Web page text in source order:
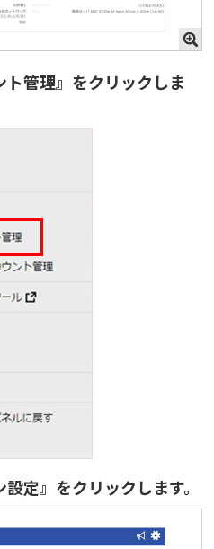
ト管理』をクリックしま
定』をクリックします。